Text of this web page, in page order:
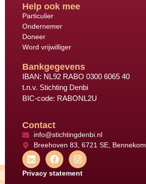
Help ook mee
Particulier
Ondernemer
Doneer
Word vrijwilliger
Bankgegevens
IBAN: NL92 RABO 0300 6065 40
t.n.v. Stichting Denbi
BIC-code: RABONL2U
Contact
info@stichtingdenbi.nl
Breehoven 83, 6721 SE, Bennekom
Privacy statement